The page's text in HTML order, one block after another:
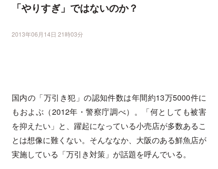
「やりすぎ」ではないのか？
2013年06月14日 21時03分
国内の「万引き犯」の認知件数は年間約13万5000件に
もおよぶ（2012年・警察庁調べ）。「何としても被害
を抑えたい」と、躍起になっている小売店が多数あるこ
とは想像に難くない。そんななか、大阪のある鮮魚店が
実施している「万引き対策」が話題を呼んでいる。